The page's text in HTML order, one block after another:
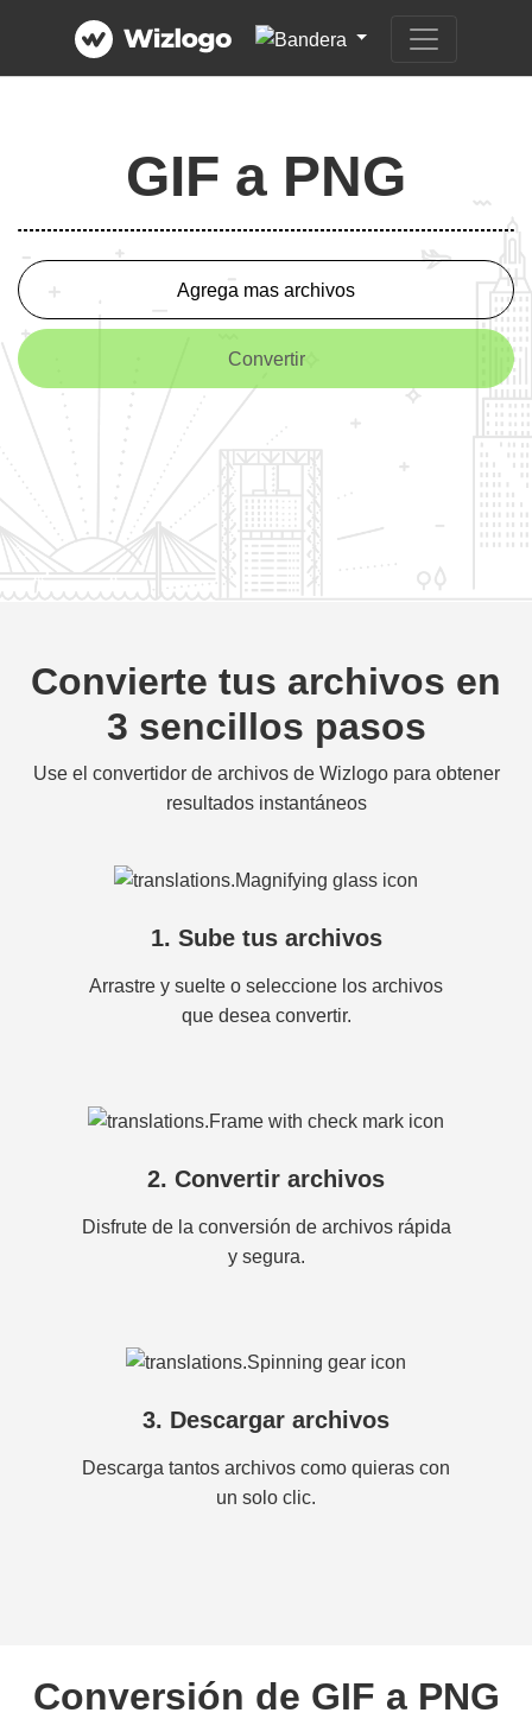
GIF a PNG
Agrega mas archivos
Convertir
Convierte tus archivos en
3 sencillos pasos
Use el convertidor de archivos de Wizlogo para obtener
resultados instantáneos
1. Sube tus archivos
Arrastre y suelte o seleccione los archivos
que desea convertir.
2. Convertir archivos
Disfrute de la conversión de archivos rápida
y segura.
3. Descargar archivos
Descarga tantos archivos como quieras con
un solo clic.
Conversión de GIF a PNG